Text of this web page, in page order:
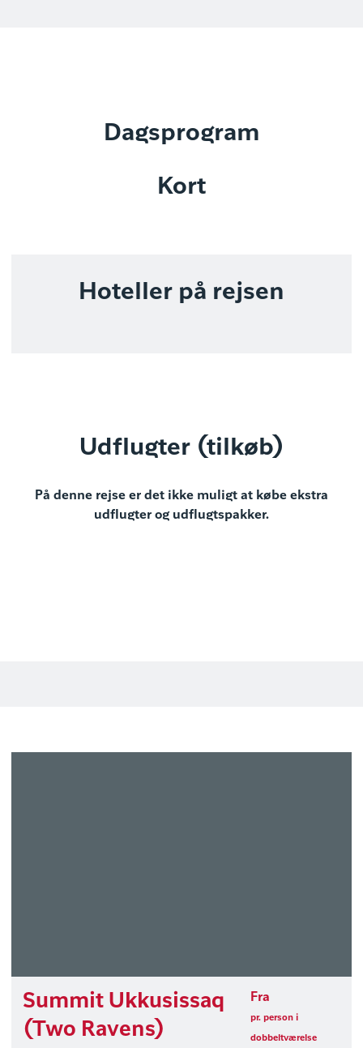
Dagsprogram
Kort
Hoteller på rejsen
Udflugter (tilkøb)
På denne rejse er det ikke muligt at købe ekstra
udflugter og udflugtspakker.
Summit Ukkusissaq
(Two Ravens)
Fra
pr. person i
dobbeltværelse